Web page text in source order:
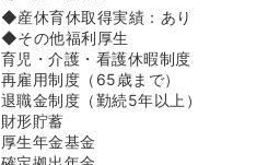
◆産休育休取得実績：あり
◆その他福利厚生
育児・介護・看護休暇制度
再雇用制度（65歳まで）
退職金制度（勤続5年以上）
財形貯蓄
厚生年金基金